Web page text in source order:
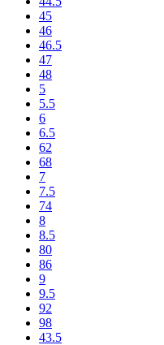
45
46
46.5
47
48
5
5.5
6
6.5
62
68
7
7.5
74
8
8.5
80
86
9
9.5
92
98
43.5